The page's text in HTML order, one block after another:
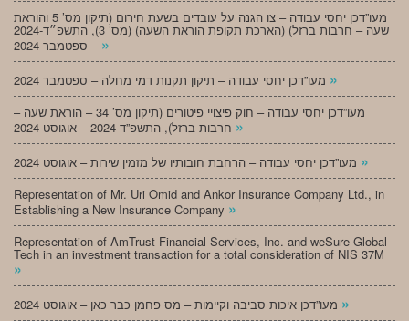
מעו”דכן יחסי עבודה – צו הגנה על עובדים בשעת חירום (תיקון מס’ 5 והוראת
שעה – חרבות ברזל) (הארכת תקופת הוראת השעה) (מס’ 3), התשפ״ד-2024
– ספטמבר 2024 »
»
מעו”דכן יחסי עבודה – חוק פיצויי פיטורים (תיקון מס’ 34 – הוראת שעה –
»
»
Representation of Mr. Uri Omid and Ankor Insurance Company Ltd., in
Establishing a New Insurance Company »
Representation of AmTrust Financial Services, Inc. and weSure Global
Tech in an investment transaction for a total consideration of NIS 37M
»
»